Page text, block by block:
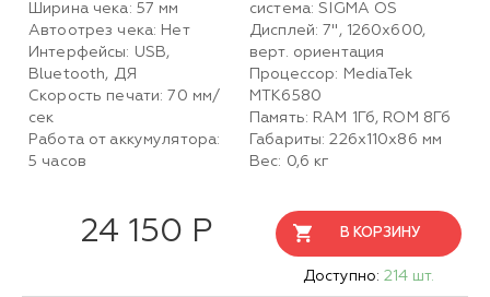
Ширина чека: 57 мм
Автоотрез чека: Нет
Интерфейсы: USB,
Bluetooth, ДЯ
Скорость печати: 70 мм/
сек
Работа от аккумулятора:
5 часов
система: SIGMA OS
Дисплей: 7", 1260х600,
верт. ориентация
Процессор: MediaTek
MTK6580
Память: RAM 1Гб, ROM 8Гб
Габариты: 226х110х86 мм
Вес: 0,6 кг
24 150 Р В КОРЗИНУ
Доступно: 214 шт.